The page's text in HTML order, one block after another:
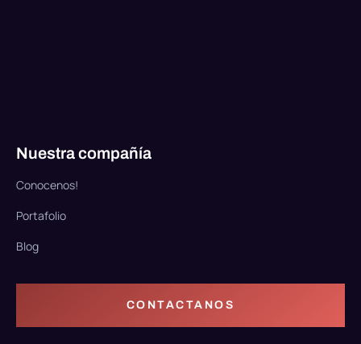
Nuestra compañía
Conocenos!
Portafolio
Blog
CONTACTANOS